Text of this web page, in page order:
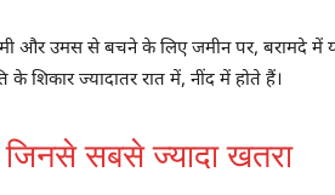
और उमस से बचने के लिए जमीन पर, बरामदे में
के शिकार ज्यादातर रात में, नींद में होते हैं।
जिनसे सबसे ज्यादा खतरा